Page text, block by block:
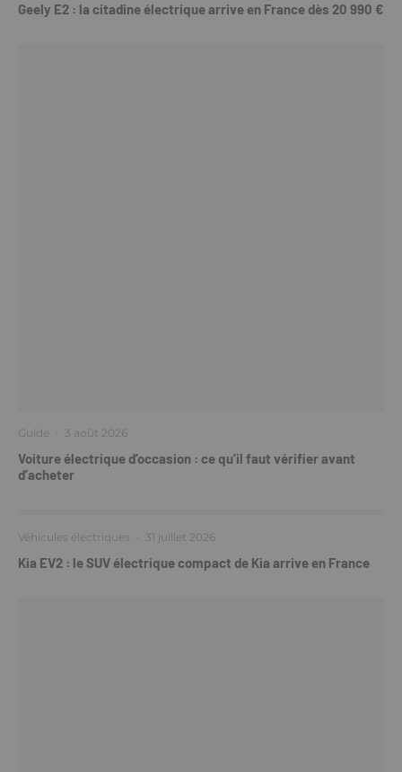
Geely E2 : la citadine électrique arrive en France dès 20 990 €
Guide · 3 août 2026
Voiture électrique d’occasion : ce qu’il faut vérifier avant
d’acheter
Véhicules électriques · 31 juillet 2026
Kia EV2 : le SUV électrique compact de Kia arrive en France